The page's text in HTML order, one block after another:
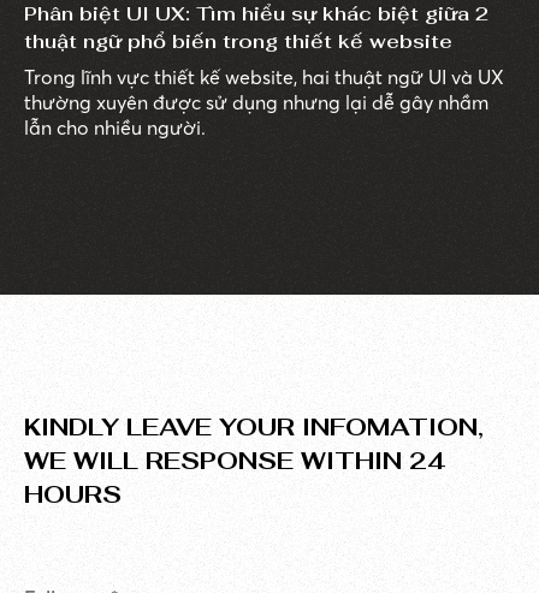
Phân biệt UI UX: Tìm hiểu sự khác biệt giữa 2
thuật ngữ phổ biến trong thiết kế website
Trong lĩnh vực thiết kế website, hai thuật ngữ UI và UX
thường xuyên được sử dụng nhưng lại dễ gây nhầm
lẫn cho nhiều người.
KINDLY LEAVE YOUR INFOMATION,
WE WILL RESPONSE WITHIN 24
HOURS